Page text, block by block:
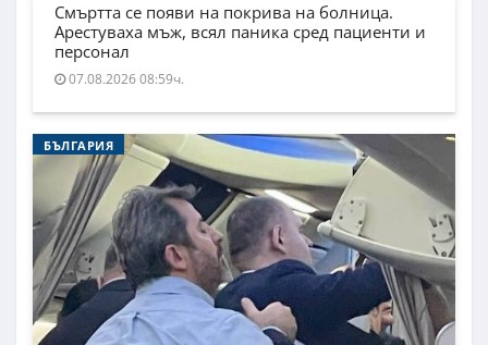
Смъртта се появи на покрива на болница.
Арестуваха мъж, всял паника сред пациенти и
персонал
07.08.2026 08:59ч.
БЪЛГАРИЯ